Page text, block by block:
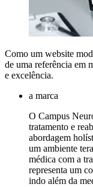
Como um website
de uma referência em
e excelência.
a marca
O Campus
tratamento e
abordagem
um ambiente
médica com a
representa um
indo além da